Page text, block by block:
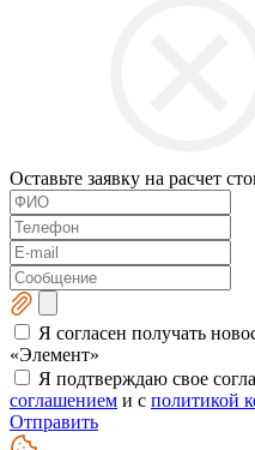
Оставьте заявку на расчет
Я согласен получать
«Элемент»
Я подтверждаю свое
соглашением и с политикой
Отправить